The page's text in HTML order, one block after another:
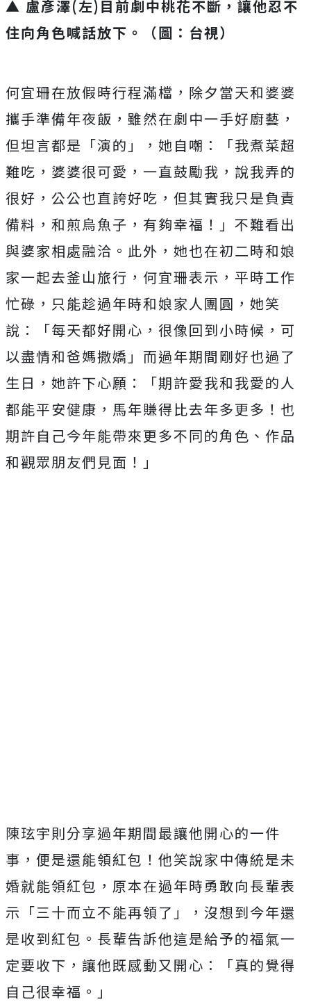
▲ 盧彥澤(左)目前劇中桃花不斷， 讓他忍不
住向角色喊話放下 。（圖：台視）
何宜珊在放假時行程滿檔，除夕當天和婆婆
攜手準備年夜飯， 雖然在劇中一手好廚藝，
但坦言都是「演的」，她自嘲：「我煮菜超
難吃，婆婆很可愛，一直鼓勵我，說我弄的
很好， 公公也直誇好吃，但其實我只是負責
備料，和煎烏魚子，有夠幸福！ 」不難看出
與婆家相處融洽。此外， 她也在初二時和娘
家一起去釜山旅行，何宜珊表示，平時工作
忙碌， 只能趁過年時和娘家人團圓，她笑
說：「每天都好開心， 很像回到小時候，可
以盡情和爸媽撒嬌」 而過年期間剛好也過了
生日，她許下心願：「期許愛我和我愛的人
都能平安健康，馬年賺得比去年多更多！ 也
期許自己今年能帶來更多不同的角色、作品
和觀眾朋友們見面！」
陳玹宇則分享過年期間最讓他開心的一件
事，便是還能領紅包！ 他笑說家中傳統是未
婚就能領紅包，原本在過年時勇敢向長輩表
示「三十而立不能再領了」，沒想到今年還
是收到紅包。 長輩告訴他這是給予的福氣一
定要收下，讓他既感動又開心：「真的覺得
自己很幸福。」